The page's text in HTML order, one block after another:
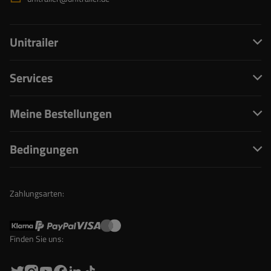
Unitrailer
Services
Meine Bestellungen
Bedingungen
Zahlungsarten:
Finden Sie uns: